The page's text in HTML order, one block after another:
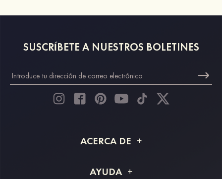
SUSCRÍBETE A NUESTROS BOLETINES
ACERCA DE
Información de envío
AYUDA